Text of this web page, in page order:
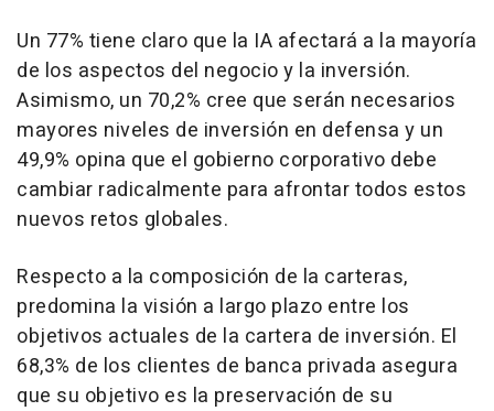
Un 77% tiene claro que la IA afectará a la mayoría
de los aspectos del negocio y la inversión.
Asimismo, un 70,2% cree que serán necesarios
mayores niveles de inversión en defensa y un
49,9% opina que el gobierno corporativo debe
cambiar radicalmente para afrontar todos estos
nuevos retos globales.
Respecto a la composición de la carteras,
predomina la visión a largo plazo entre los
objetivos actuales de la cartera de inversión. El
68,3% de los clientes de banca privada asegura
que su objetivo es la preservación de su